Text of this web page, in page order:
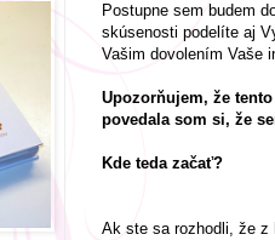
Postupne sem budem
skúsenosti podelíte aj
Vašim dovolením Vaše
Upozorňujem, že
povedala som si, že
Kde teda začať?
Ak ste sa rozhodli, že z